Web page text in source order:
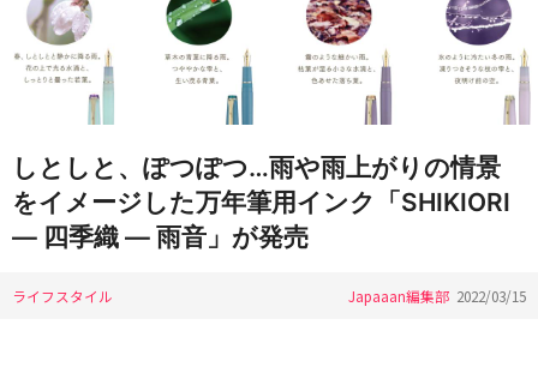
しとしと、ぽつぽつ…雨や雨上がりの情景
をイメージした万年筆用インク「SHIKIORI
― 四季織 ― 雨音」が発売
ライフスタイル Japaaan編集部 2022/03/15